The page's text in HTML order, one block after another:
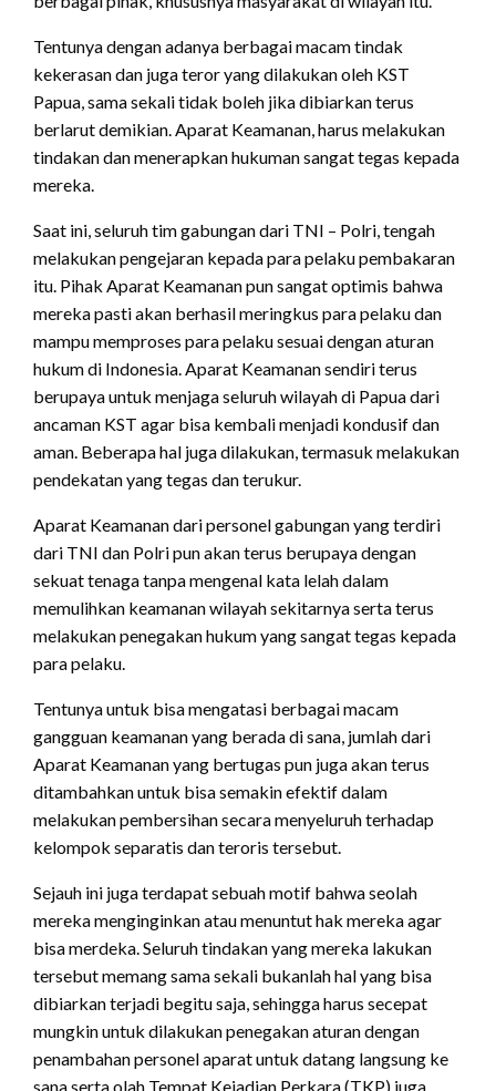
Tentunya dengan adanya berbagai macam tindak
kekerasan dan juga teror yang dilakukan oleh KST
Papua, sama sekali tidak boleh jika dibiarkan terus
berlarut demikian. Aparat Keamanan, harus melakukan
tindakan dan menerapkan hukuman sangat tegas kepada
mereka.
Saat ini, seluruh tim gabungan dari TNI – Polri, tengah
melakukan pengejaran kepada para pelaku pembakaran
itu. Pihak Aparat Keamanan pun sangat optimis bahwa
mereka pasti akan berhasil meringkus para pelaku dan
mampu memproses para pelaku sesuai dengan aturan
hukum di Indonesia. Aparat Keamanan sendiri terus
berupaya untuk menjaga seluruh wilayah di Papua dari
ancaman KST agar bisa kembali menjadi kondusif dan
aman. Beberapa hal juga dilakukan, termasuk melakukan
pendekatan yang tegas dan terukur.
Aparat Keamanan dari personel gabungan yang terdiri
dari TNI dan Polri pun akan terus berupaya dengan
sekuat tenaga tanpa mengenal kata lelah dalam
memulihkan keamanan wilayah sekitarnya serta terus
melakukan penegakan hukum yang sangat tegas kepada
para pelaku.
Tentunya untuk bisa mengatasi berbagai macam
gangguan keamanan yang berada di sana, jumlah dari
Aparat Keamanan yang bertugas pun juga akan terus
ditambahkan untuk bisa semakin efektif dalam
melakukan pembersihan secara menyeluruh terhadap
kelompok separatis dan teroris tersebut.
Sejauh ini juga terdapat sebuah motif bahwa seolah
mereka menginginkan atau menuntut hak mereka agar
bisa merdeka. Seluruh tindakan yang mereka lakukan
tersebut memang sama sekali bukanlah hal yang bisa
dibiarkan terjadi begitu saja, sehingga harus secepat
mungkin untuk dilakukan penegakan aturan dengan
penambahan personel aparat untuk datang langsung ke
sana serta olah Tempat Kejadian Perkara (TKP) juga